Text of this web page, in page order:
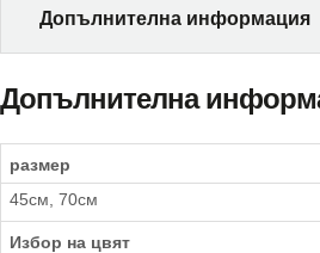
Допълнителна информация
Допълнителна
размер
45см, 70см
Избор на цвят